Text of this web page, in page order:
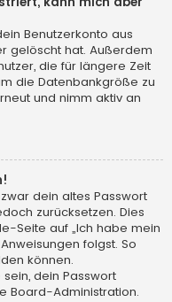
Benutzerkonto aus
gelöscht hat. Außerdem
die für längere Zeit
die Datenbankgröße zu
und nimm aktiv an
dein altes Passwort
zurücksetzen. Dies
Seite auf „Ich habe mein
folgst. So
können.
dein Passwort
Board-Administration.